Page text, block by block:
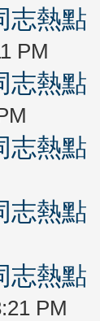
志熱
PM
志熱
志熱
志熱
志熱
PM